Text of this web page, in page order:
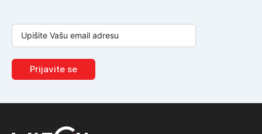
Prijavite se